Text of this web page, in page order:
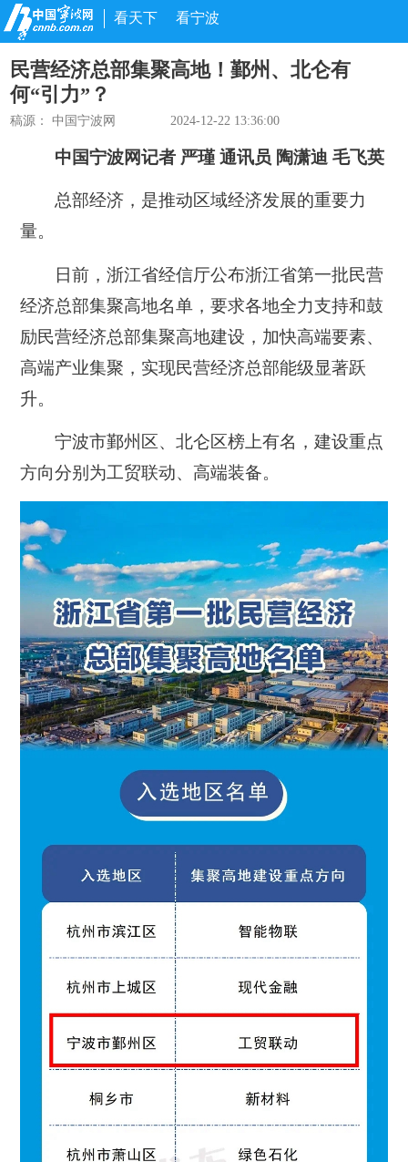
看天下 看宁波
民营经济总部集聚高地！鄞州、北仑有
何“引力”？
稿源： 中国宁波网 2024-12-22 13:36:00
中国宁波网记者 严瑾 通讯员 陶潇迪 毛飞英
总部经济，是推动区域经济发展的重要力
量。
日前，浙江省经信厅公布浙江省第一批民营
经济总部集聚高地名单 ，要求各地全力支持和鼓
励民营经济总部集聚高地建设，加快高端要素、
高端产业集聚，实现民营经济总部能级显著跃
升。
宁波市鄞州区、北仑区榜上有名，建设重点
方向分别为工贸联动、高端装备。